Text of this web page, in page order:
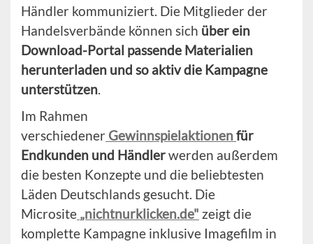
Händler kommuniziert. Die Mitglieder der
Handelsverbände können sich über ein
Download-Portal passende Materialien
herunterladen und so aktiv die Kampagne
unterstützen.
Im Rahmen
verschiedener Gewinnspielaktionenfür
Endkunden und Händlerwerden außerdem
die besten Konzepte und die beliebtesten
Läden Deutschlands gesucht. Die
Microsite „nichtnurklicken.de" zeigt die
komplette Kampagne inklusive Imagefilm in